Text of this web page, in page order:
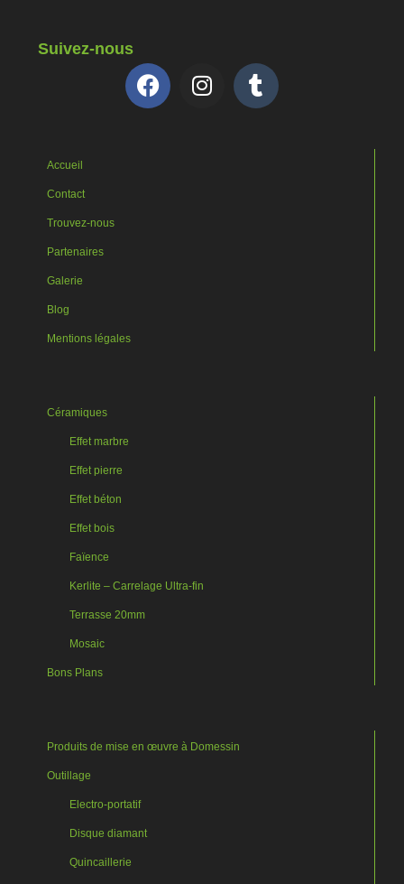
Suivez-nous
Accueil
Contact
Trouvez-nous
Partenaires
Galerie
Blog
Mentions légales
Céramiques
Effet marbre
Effet pierre
Effet béton
Effet bois
Faïence
Kerlite – Carrelage Ultra-fin
Terrasse 20mm
Mosaic
Bons Plans
Produits de mise en œuvre à Domessin
Outillage
Electro-portatif
Disque diamant
Quincaillerie